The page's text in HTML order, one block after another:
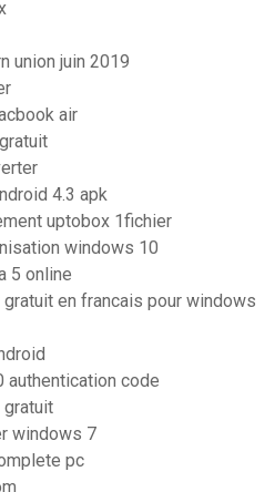
union juin 2019
air
4.3 apk
uptobox 1fichier
windows 10
5 online
en francais pour windows
authentication code
gratuit
windows 7
pc